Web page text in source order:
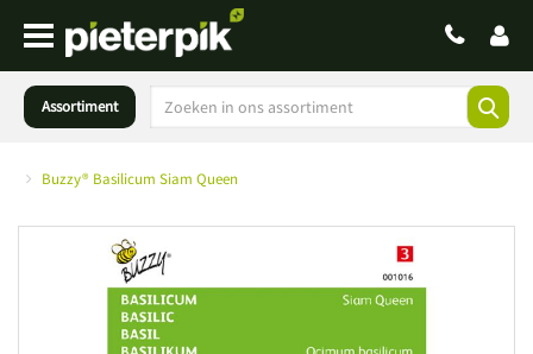
Assortiment
Buzzy® Basilicum Siam Queen